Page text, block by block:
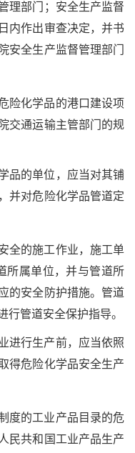
理部门；安全生产监督
内作出审查决定，并书
安全生产监督管理部门
险化学品的港口建设项
交通运输主管部门的规
的单位，应当对其铺
并对危险化学品管道定
全的施工作业，施工单
所属单位，并与管道所
的安全防护措施。管道
行管道安全保护指导。
行生产前，应当依照
得危险化学品安全生产
度的工业产品目录的危
民共和国工业产品生产